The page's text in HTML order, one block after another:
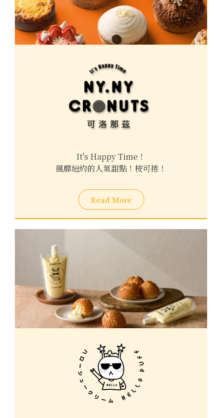
It's Happy Time！
風靡紐約的人氣甜點！桉可捲！
Read More